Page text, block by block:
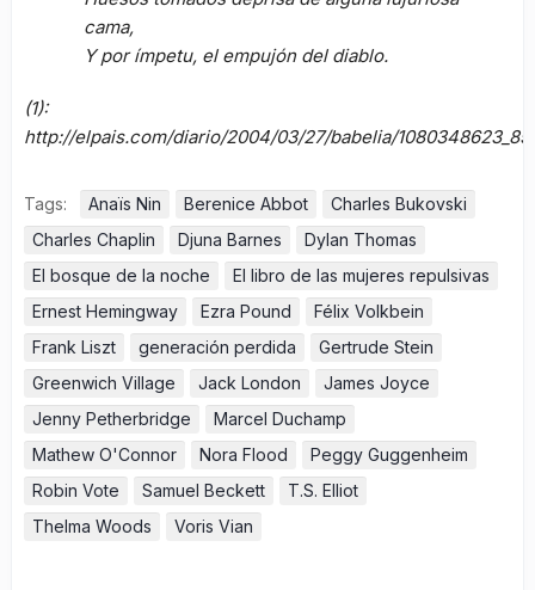
cama,
Y por ímpetu, el empujón del diablo.
(1):
http://elpais.com/diario/2004/03/27/babelia/
Tags: Anaïs Nin Berenice Abbot
Charles Bukovski
Charles Chaplin
Djuna Barnes
Dylan Thomas
El bosque de la noche
El libro de las mujeres repulsivas
Ernest Hemingway
Ezra Pound
Félix Volkbein
Frank Liszt
generación perdida
Gertrude Stein
Greenwich Village
Jack London
James Joyce
Jenny Petherbridge
Marcel Duchamp
Mathew O'Connor
Nora Flood
Peggy Guggenheim
Robin Vote
Samuel Beckett
T.S. Elliot
Thelma Woods
Voris Vian